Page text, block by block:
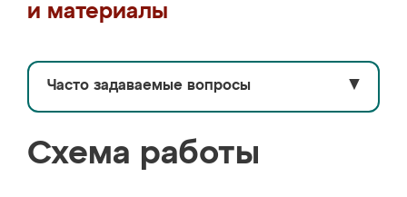
и материалы
Часто задаваемые вопросы ▼
Схема работы